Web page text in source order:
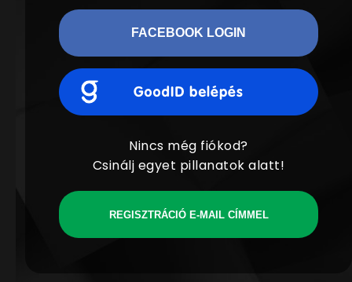
FACEBOOK LOGIN
Nincs még fiókod?
Csinálj egyet pillanatok alatt!
REGISZTRÁCIÓ E-MAIL CÍMMEL